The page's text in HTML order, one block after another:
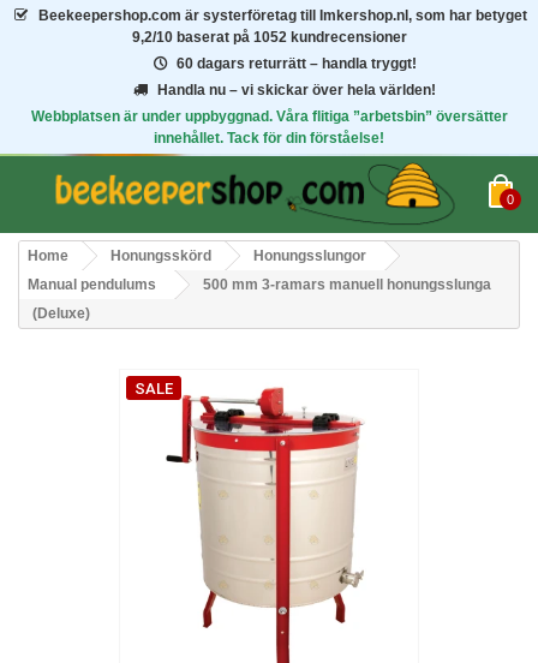
Beekeepershop.com är systerföretag till Imkershop.nl, som har betyget
9,2/10 baserat på 1052 kundrecensioner
60 dagars returrätt – handla tryggt!
Handla nu – vi skickar över hela världen!
Webbplatsen är under uppbyggnad. Våra flitiga ”arbetsbin” översätter
innehållet. Tack för din förståelse!
0
Home Honungsskörd
Honungsslungor
Manual pendulums
500 mm 3-ramars manuell honungsslunga
(Deluxe)
SALE